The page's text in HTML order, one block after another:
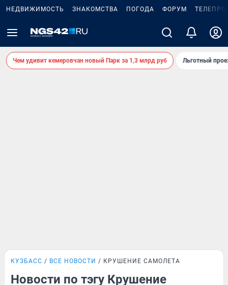
НЕДВИЖИМОСТЬ ЗНАКОМСТВА ПОГОДА ФОРУМ
Чем удивит кемеровчан новый Парк за 1,3 млрд руб Льготный
КУЗБАСС ВСЕ НОВОСТИ КРУШЕНИЕ САМОЛЕТА
Новости по тэгу Крушение